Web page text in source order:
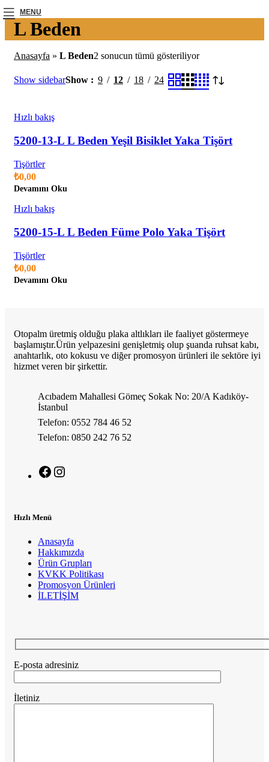
MENU
L Beden
Anasayfa » L Beden2 sonucun tümü gösteriliyor
Show sidebarShow 9 12 18 24
Hızlı bakış
5200-13-L L Beden Yeşil Bisiklet Yaka Tişört
Tişörtler
₺0,00
Devamını Oku
Hızlı bakış
5200-15-L L Beden Füme Polo Yaka Tişört
Tişörtler
₺0,00
Devamını Oku
Otopalm üretmiş olduğu plaka altlıkları ile faaliyet göstermeye
başlamıştır.Ürün yelpazesini genişletmiş olup şuanda ruhsat kabı,
anahtarlık, oto kokusu ve diğer promosyon ürünleri ile sektöre iyi
hizmet veren bir şirkettir.
Acıbadem Mahallesi Gömeç Sokak No: 20/A Kadıköy-
İstanbul
Telefon: 0552 784 46 52
Telefon: 0850 242 76 52
Hızlı Menü
Anasayfa
Hakkımızda
Ürün Grupları
KVKK Politikası
Promosyon Ürünleri
İLETİŞİM
E-posta adresiniz
İletiniz